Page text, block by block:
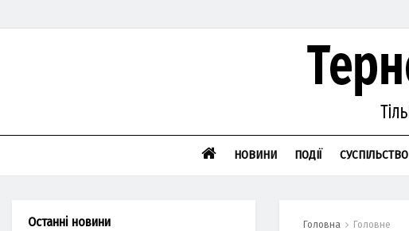
НОВИНИ ПОДІЇ СУСПІЛЬСТВО
Головна Головне
Останні новини